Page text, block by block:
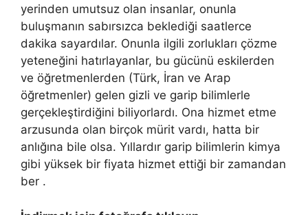
yerinden umutsuz olan insanlar, onunla
buluşmanın sabırsızca beklediği saatlerce
dakika sayardılar. Onunla ilgili zorlukları çözme
yeteneğini hatırlayanlar, bu gücünü eskilerden
ve öğretmenlerden (Türk, İran ve Arap
öğretmenler) gelen gizli ve garip bilimlerle
gerçekleştirdiğini biliyorlardı. Ona hizmet etme
arzusunda olan birçok mürit vardı, hatta bir
anlığına bile olsa. Yıllardır garip bilimlerin kimya
gibi yüksek bir fiyata hizmet ettiği bir zamandan
ber .